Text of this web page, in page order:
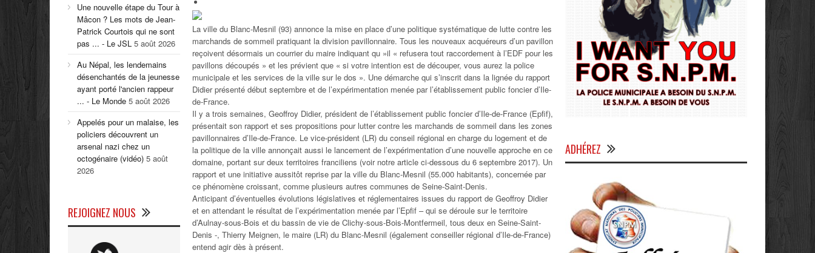
La ville du Blanc-Mesnil (93) annonce la mise en place d’une politique systématique de lutte contre les
marchands de sommeil pratiquant la division pavillonnaire. Tous les nouveaux acquéreurs d’un pavillon
reçoivent désormais un courrier du maire indiquant qu »il « refusera tout raccordement à l’EDF pour les
pavillons découpés » et les prévient que « si votre intention est de découper, vous aurez la police
municipale et les services de la ville sur le dos ». Une démarche qui s’inscrit dans la lignée du rapport
Didier présenté début septembre et de l’expérimentation menée par l’établissement public foncier d’Ile-
de-France.
Il y a trois semaines, Geoffroy Didier, président de l’établissement public foncier d’Ile-de-France (Epfif),
présentait son rapport et ses propositions pour lutter contre les marchands de sommeil dans les zones
pavillonnaires d’Ile-de-France. Le vice-président (LR) du conseil régional en charge du logement et de
la politique de la ville annonçait aussi le lancement de l’expérimentation d’une nouvelle approche en ce
domaine, portant sur deux territoires franciliens (voir notre article ci-dessous du 6 septembre 2017). Un
rapport et une initiative aussitôt reprise par la ville du Blanc-Mesnil (55.000 habitants), concernée par
ce phénomène croissant, comme plusieurs autres communes de Seine-Saint-Denis.
Anticipant d’éventuelles évolutions législatives et réglementaires issues du rapport de Geoffroy Didier
et en attendant le résultat de l’expérimentation menée par l’Epfif – qui se déroule sur le territoire
d’Aulnay-sous-Bois et du bassin de vie de Clichy-sous-Bois-Montfermeil, tous deux en Seine-Saint-
Denis -, Thierry Meignen, le maire (LR) du Blanc-Mesnil (également conseiller régional d’Ile-de-France)
entend agir dès à présent.
Une nouvelle étape du Tour à
Mâcon ? Les mots de Jean-
Patrick Courtois qui ne sont
pas ... - Le JSL 5 août 2026
Au Népal, les lendemains
désenchantés de la jeunesse
ayant porté l'ancien rappeur
... - Le Monde 5 août 2026
Appelés pour un malaise, les
policiers découvrent un
arsenal nazi chez un
octogénaire (vidéo) 5 août
2026
REJOIGNEZ NOUS
ADHÉREZ